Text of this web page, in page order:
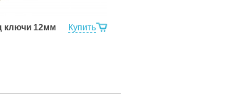
Купить
ключи 12мм